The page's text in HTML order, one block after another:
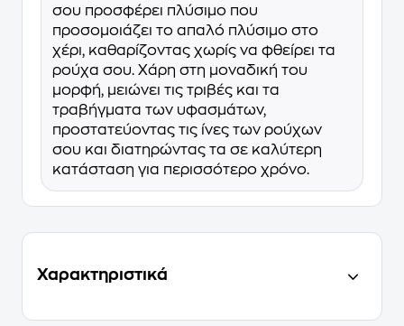
σου προσφέρει πλύσιμο που
προσομοιάζει το απαλό πλύσιμο στο
χέρι, καθαρίζοντας χωρίς να φθείρει τα
ρούχα σου. Χάρη στη μοναδική του
μορφή, μειώνει τις τριβές και τα
τραβήγματα των υφασμάτων,
προστατεύοντας τις ίνες των ρούχων
σου και διατηρώντας τα σε καλύτερη
κατάσταση για περισσότερο χρόνο.
Χαρακτηριστικά